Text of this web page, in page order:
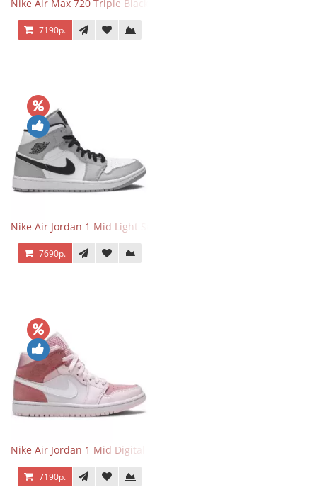
Nike Air Max 720 Triple Black
7190р.
Nike Air Jordan 1 Mid Light Smoke Grey
7690р.
Nike Air Jordan 1 Mid Digital Pink
7190р.